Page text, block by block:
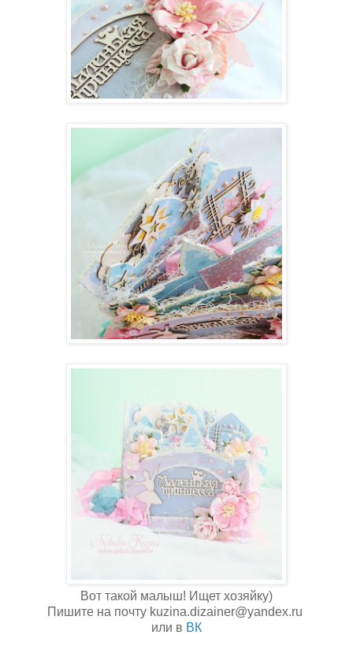
Вот такой малыш! Ищет хозяйку)
Пишите на почту kuzina.dizainer@yandex.ru
или в ВК